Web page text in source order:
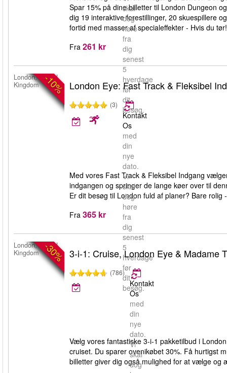
skal
dog
høre
fra
dig
senest
5
hverdage
før
dit
besøg.
Spar 15% på dine billetter til London Dungeon
dig 19 interaktive forestillinger, 20 skuespillere
fortid med masser af specialeffekter - Hvis du tør!
Fra 261 kr
-10%
London, United
Kingdom
London Eye: Fast Track & Fleksibel
(3)
Kontakt
Os
med
din
nye
dato.
Vi
skal
dog
høre
fra
dig
senest
5
hverdage
før
dit
besøg.
Med vores Fast Track & Fleksibel Indgang
indgangen og springer de lange køer over til
Er dit besøg til London fuld af planer? Bare
Fra 365 kr
-30%
London, United
Kingdom
3-i-1: Cruise, London Eye & Madame
(786)
Kontakt
Os
med
din
nye
dato.
Vi
skal
dog
Vælg vores fantastiske 3-i-1 pakketilbud i
cruiset. Du sparer ovenikøbet 30%. Få hurtigst
billetter giver dig også mulighed for at vælge og